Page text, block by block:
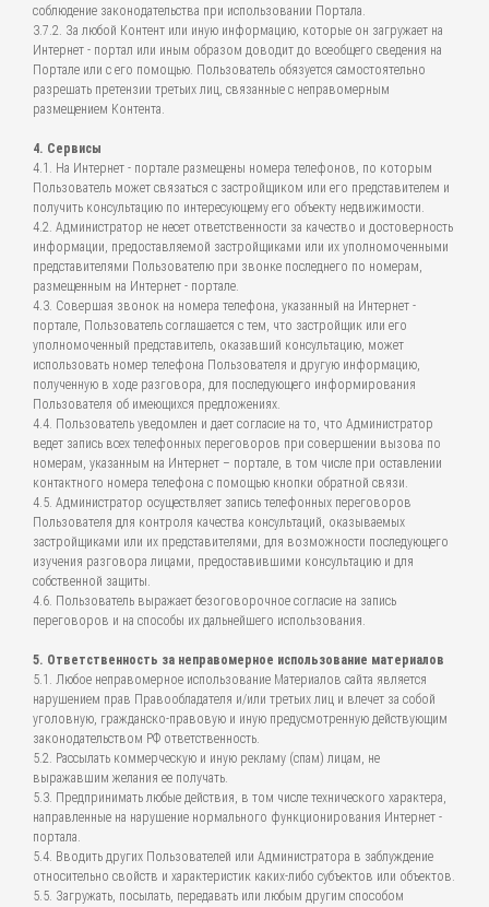
соблюдение законодательства при использовании Портала.
3.7.2. За любой Контент или иную информацию, которые он загружает на
Интернет - портал или иным образом доводит до всеобщего сведения на
Портале или с его помощью. Пользователь обязуется самостоятельно
разрешать претензии третьих лиц, связанные с неправомерным
размещением Контента.
4. Сервисы
4.1. На Интернет - портале размещены номера телефонов, по которым
Пользователь может связаться с застройщиком или его представителем и
получить консультацию по интересующему его объекту недвижимости.
4.2. Администратор не несет ответственности за качество и достоверность
информации, предоставляемой застройщиками или их уполномоченными
представителями Пользователю при звонке последнего по номерам,
размещенным на Интернет - портале.
4.3. Совершая звонок на номера телефона, указанный на Интернет -
портале, Пользователь соглашается с тем, что застройщик или его
уполномоченный представитель, оказавший консультацию, может
использовать номер телефона Пользователя и другую информацию,
полученную в ходе разговора, для последующего информирования
Пользователя об имеющихся предложениях.
4.4. Пользователь уведомлен и дает согласие на то, что Администратор
ведет запись всех телефонных переговоров при совершении вызова по
номерам, указанным на Интернет – портале, в том числе при оставлении
контактного номера телефона с помощью кнопки обратной связи.
4.5. Администратор осуществляет запись телефонных переговоров
Пользователя для контроля качества консультаций, оказываемых
застройщиками или их представителями, для возможности последующего
изучения разговора лицами, предоставившими консультацию и для
собственной защиты.
4.6. Пользователь выражает безоговорочное согласие на запись
переговоров и на способы их дальнейшего использования.
5. Ответственность за неправомерное использование материалов
5.1. Любое неправомерное использование Материалов сайта является
нарушением прав Правообладателя и/или третьих лиц и влечет за собой
уголовную, гражданско-правовую и иную предусмотренную действующим
законодательством РФ ответственность.
5.2. Рассылать коммерческую и иную рекламу (спам) лицам, не
выражавшим желания ее получать.
5.3. Предпринимать любые действия, в том числе технического характера,
направленные на нарушение нормального функционирования Интернет -
портала.
5.4. Вводить других Пользователей или Администратора в заблуждение
относительно свойств и характеристик каких-либо субъектов или объектов.
5.5. Загружать, посылать, передавать или любым другим способом